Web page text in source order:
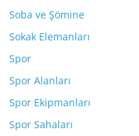
Soba ve Şömine
Sokak Elemanları
Spor
Spor Alanları
Spor Ekipmanları
Spor Sahaları